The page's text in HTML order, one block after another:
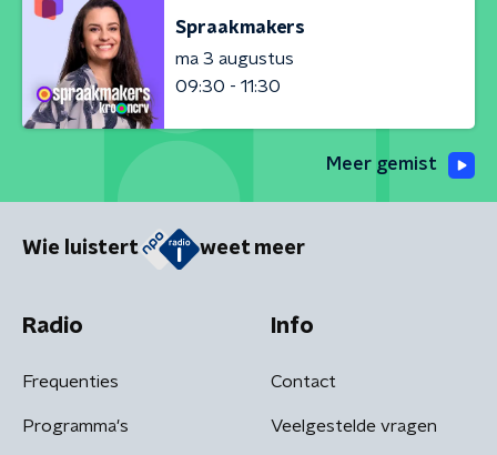
Spraakmakers
ma 3 augustus
09:30 - 11:30
Meer gemist
Wie luistert weet meer
Radio
Frequenties
Programma's
Info
Contact
Veelgestelde vragen